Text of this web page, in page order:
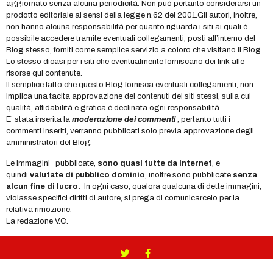
aggiornato senza alcuna periodicità. Non può pertanto considerarsi un
prodotto editoriale ai sensi della legge n.62 del 2001.Gli autori, inoltre,
non hanno alcuna responsabilità per quanto riguarda i siti ai quali è
possibile accedere tramite eventuali collegamenti, posti all’interno del
Blog stesso, forniti come semplice servizio a coloro che visitano il Blog.
Lo stesso dicasi per i siti che eventualmente forniscano dei link alle
risorse qui contenute.
Il semplice fatto che questo Blog fornisca eventuali collegamenti, non
implica una tacita approvazione dei contenuti dei siti stessi, sulla cui
qualità, affidabilità e grafica è declinata ogni responsabilità.
E’ stata inserita la moderazione dei commenti, pertanto tutti i
commenti inseriti, verranno pubblicati solo previa approvazione degli
amministratori del Blog.
Le immagini pubblicate, sono quasi tutte da Internet , e
quindi valutate di pubblico dominio , inoltre sono pubblicate senza
alcun fine di lucro. In ogni caso, qualora qualcuna di dette immagini,
violasse specifici diritti di autore, si prega di comunicarcelo per la
relativa rimozione.
La redazione V.C.